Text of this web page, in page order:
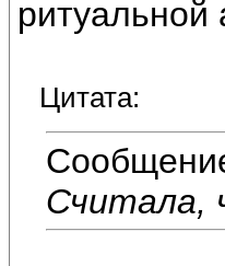
ритуальной
Цитата:
Считала,